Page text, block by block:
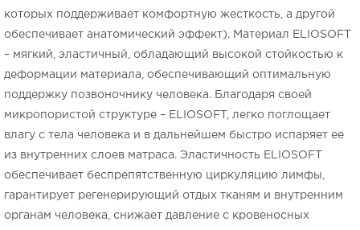
которых поддерживает комфортную жесткость, а другой
обеспечивает анатомический эффект). Материал ELIOSOFT
– мягкий, эластичный, обладающий высокой стойкостью к
деформации материала, обеспечивающий оптимальную
поддержку позвоночнику человека. Благодаря своей
микропористой структуре – ELIOSOFT, легко поглощает
влагу с тела человека и в дальнейшем быстро испаряет ее
из внутренних слоев матраса. Эластичность ELIOSOFT
обеспечивает беспрепятственную циркуляцию лимфы,
гарантирует регенерирующий отдых тканям и внутренним
органам человека, снижает давление с кровеносных